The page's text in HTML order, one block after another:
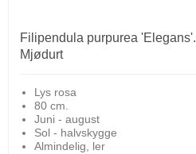
Filipendula purpurea 'Elegans'.
Mjødurt
Lys rosa
80 cm.
Juni - august
Sol - halvskygge
Almindelig, ler